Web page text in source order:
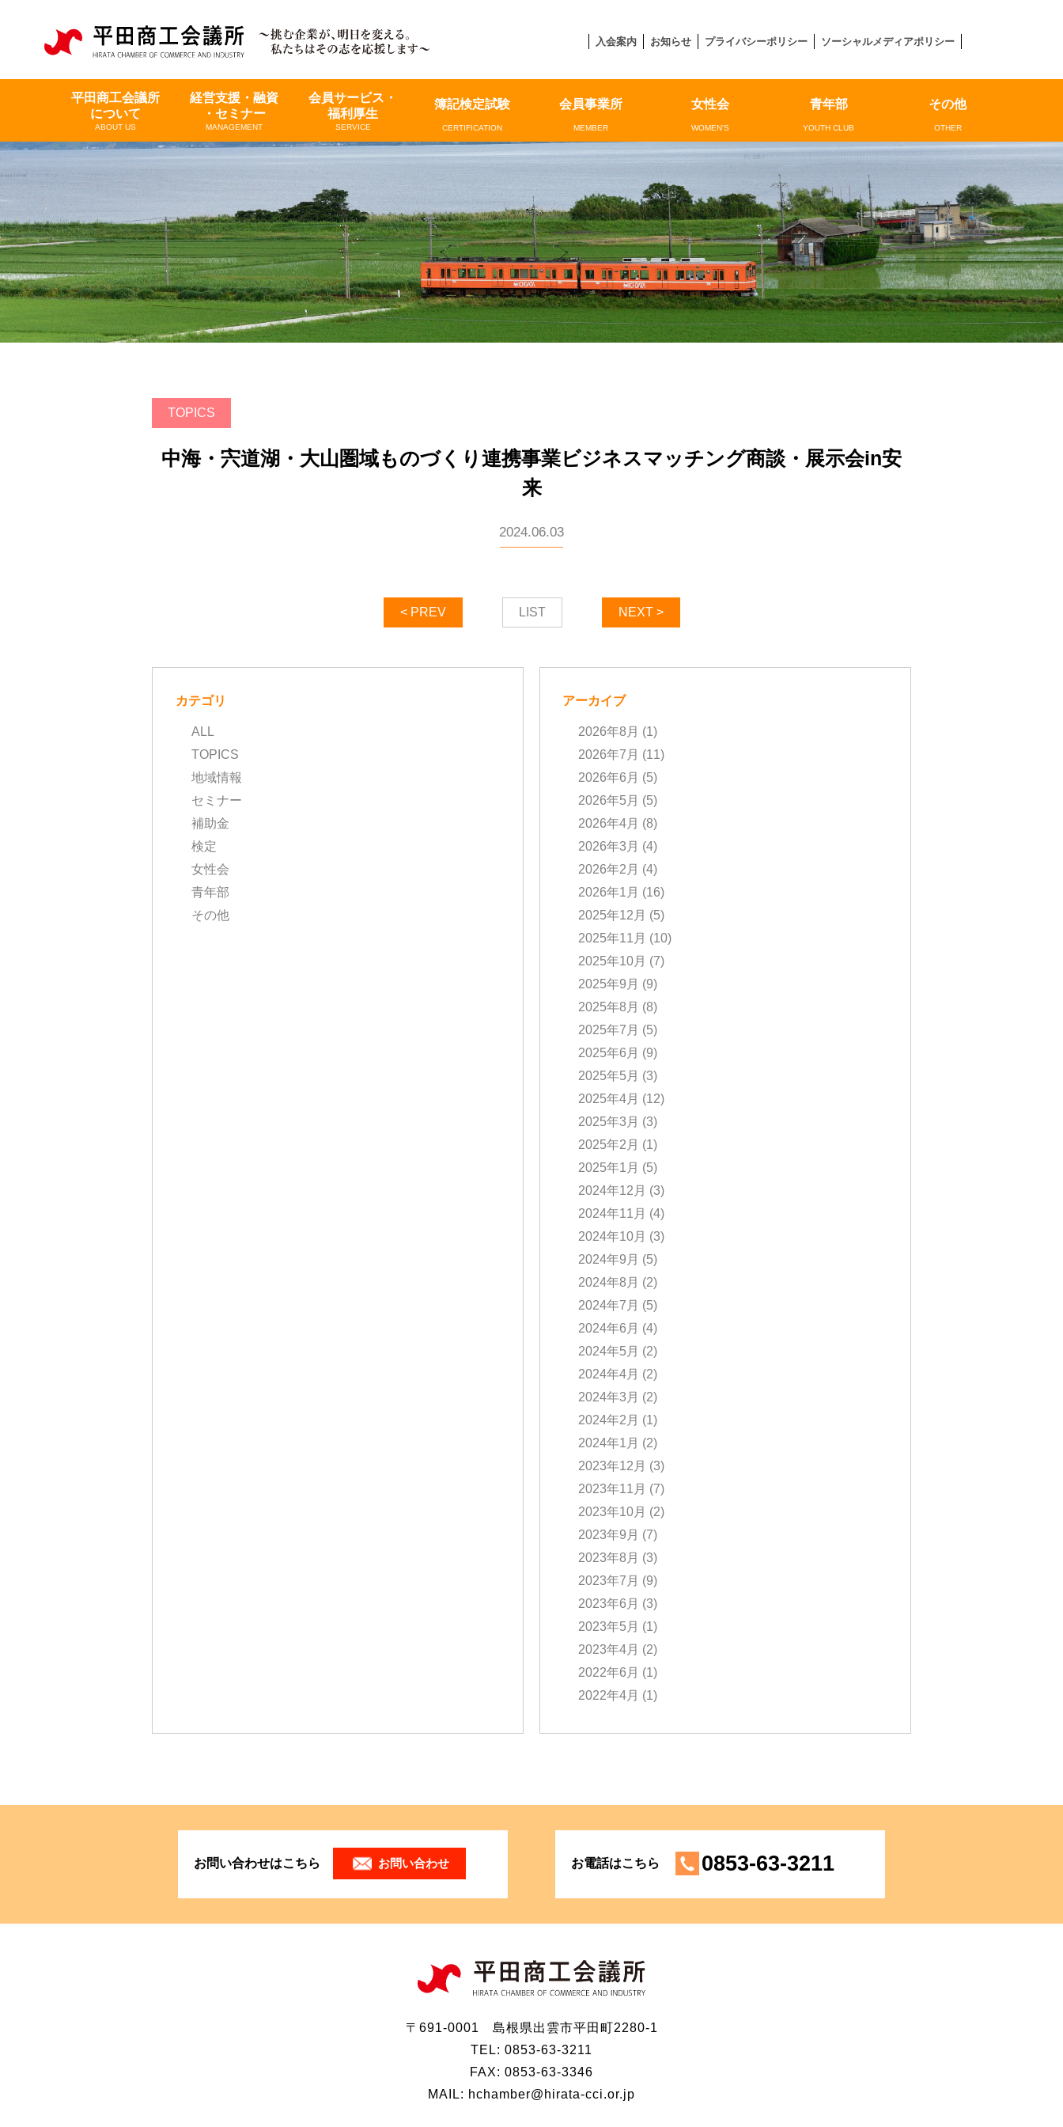
入会案内 お知らせ プライバシーポリシー ソーシャルメディアポリシー
平田商工会議所
について
ABOUT US
経営支援・融資
・セミナー
MANAGEMENT
会員サービス・
福利厚生
SERVICE
簿記検定試験
CERTIFICATION
会員事業所
MEMBER
女性会
WOMEN'S
青年部
YOUTH CLUB
その他
OTHER
TOPICS
中海・宍道湖・大山圏域ものづくり連携事業ビジネスマッチング商談・展示会in安
来
2024.06.03
< PREV LIST NEXT >
カテゴリ
ALL
TOPICS
地域情報
セミナー
補助金
検定
女性会
青年部
その他
アーカイブ
2026年8月 (1)
2026年7月 (11)
2026年6月 (5)
2026年5月 (5)
2026年4月 (8)
2026年3月 (4)
2026年2月 (4)
2026年1月 (16)
2025年12月 (5)
2025年11月 (10)
2025年10月 (7)
2025年9月 (9)
2025年8月 (8)
2025年7月 (5)
2025年6月 (9)
2025年5月 (3)
2025年4月 (12)
2025年3月 (3)
2025年2月 (1)
2025年1月 (5)
2024年12月 (3)
2024年11月 (4)
2024年10月 (3)
2024年9月 (5)
2024年8月 (2)
2024年7月 (5)
2024年6月 (4)
2024年5月 (2)
2024年4月 (2)
2024年3月 (2)
2024年2月 (1)
2024年1月 (2)
2023年12月 (3)
2023年11月 (7)
2023年10月 (2)
2023年9月 (7)
2023年8月 (3)
2023年7月 (9)
2023年6月 (3)
2023年5月 (1)
2023年4月 (2)
2022年6月 (1)
2022年4月 (1)
お問い合わせはこちら お問い合わせ お電話はこちら 0853-63-3211
〒691-0001 島根県出雲市平田町2280-1
TEL: 0853-63-3211
FAX: 0853-63-3346
MAIL: hchamber@hirata-cci.or.jp